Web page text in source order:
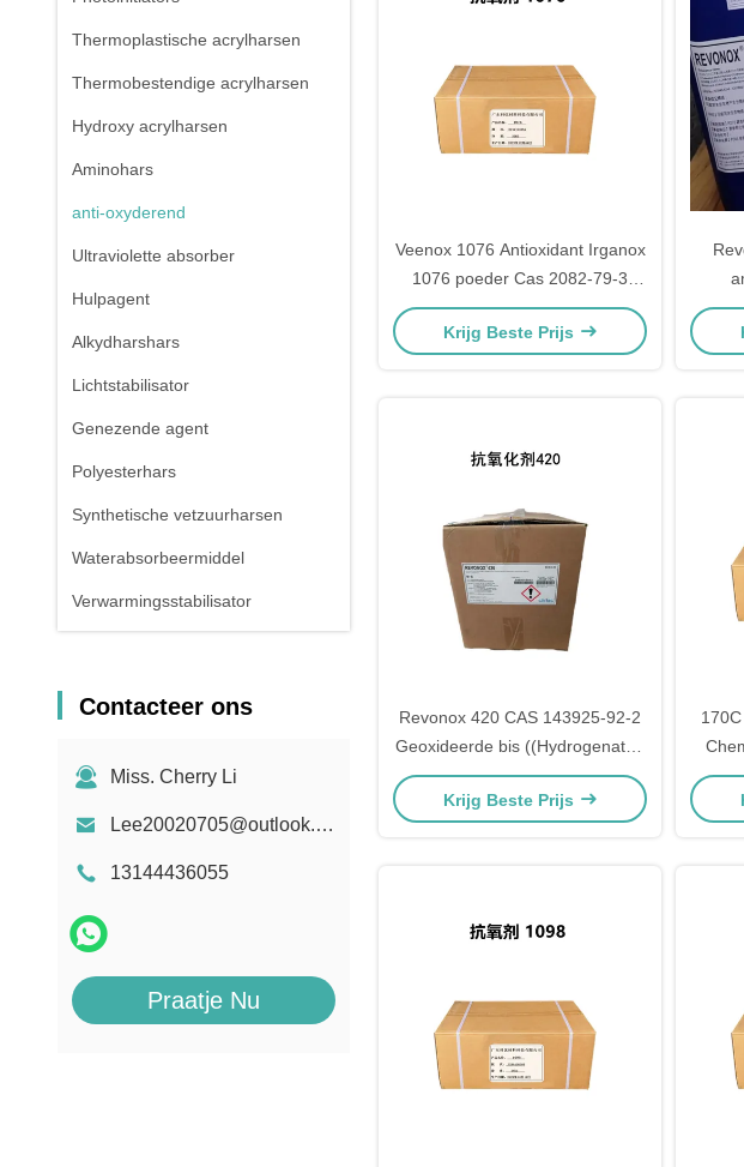
Thermoplastische acrylharsen
Thermobestendige acrylharsen
Hydroxy acrylharsen
Aminohars
anti-oxyderend
Ultraviolette absorber
Hulpagent
Alkydharshars
Lichtstabilisator
Genezende agent
Polyesterhars
Synthetische vetzuurharsen
Waterabsorbeermiddel
Verwarmingsstabilisator
Contacteer ons
Miss. Cherry Li
Lee20020705@outlook.com
13144436055
Praatje Nu
Veenox 1076 Antioxidant Irganox
1076 poeder Cas 2082-79-3
Chitec
Krijg Beste Prijs
Revonox 420 CAS 143925-92-2
Geoxideerde bis ((Hydrogenated
Tallow Alkyl) Amines
Krijg Beste Prijs